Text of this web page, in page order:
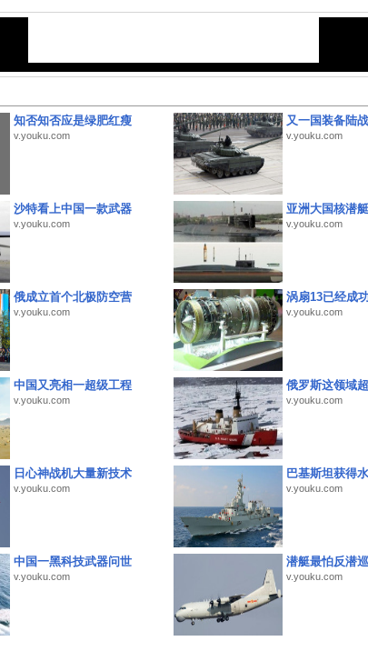
知否知否应是绿肥红瘦
v.youku.com
又一国装备陆
v.youku.com
沙特看上中国一款武器
v.youku.com
亚洲大国核潜
v.youku.com
俄成立首个北极防空营
v.youku.com
涡扇13已经成
v.youku.com
中国又亮相一超级工程
v.youku.com
俄罗斯这领域
v.youku.com
日心神战机大量新技术
v.youku.com
巴基斯坦获得
v.youku.com
中国一黑科技武器问世
v.youku.com
潜艇最怕反潜
v.youku.com